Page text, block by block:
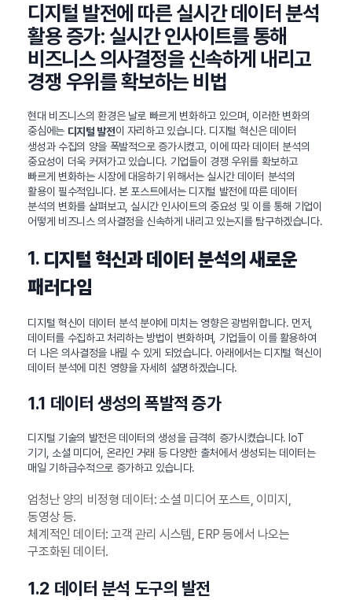
디지털 발전에 따른 실시간 데이터 분석
활용 증가: 실시간 인사이트를 통해
비즈니스 의사결정을 신속하게 내리고
경쟁 우위를 확보하는 비법
현대 비즈니스의 환경은 날로 빠르게 변화하고 있으며, 이러한 변화의
중심에는 디지털 발전이 자리하고 있습니다. 디지털 혁신은 데이터
생성과 수집의 양을 폭발적으로 증가시켰고, 이에 따라 데이터 분석의
중요성이 더욱 커져가고 있습니다. 기업들이 경쟁 우위를 확보하고
빠르게 변화하는 시장에 대응하기 위해서는 실시간 데이터 분석의
활용이 필수적입니다. 본 포스트에서는 디지털 발전에 따른 데이터
분석의 변화를 살펴보고, 실시간 인사이트의 중요성 및 이를 통해 기업이
어떻게 비즈니스 의사결정을 신속하게 내리고 있는지를 탐구하겠습니다.
1. 디지털 혁신과 데이터 분석의 새로운
패러다임
디지털 혁신이 데이터 분석 분야에 미치는 영향은 광범위합니다. 먼저,
데이터를 수집하고 처리하는 방법이 변화하며, 기업들이 이를 활용하여
더 나은 의사결정을 내릴 수 있게 되었습니다. 아래에서는 디지털 혁신이
데이터 분석에 미친 영향을 자세히 설명하겠습니다.
1.1 데이터 생성의 폭발적 증가
디지털 기술의 발전은 데이터의 생성을 급격히 증가시켰습니다. IoT
기기, 소셜 미디어, 온라인 거래 등 다양한 출처에서 생성되는 데이터는
매일 기하급수적으로 증가하고 있습니다.
엄청난 양의 비정형 데이터: 소셜 미디어 포스트, 이미지,
동영상 등.
체계적인 데이터: 고객 관리 시스템, ERP 등에서 나오는
구조화된 데이터.
1.2 데이터 분석 도구의 발전